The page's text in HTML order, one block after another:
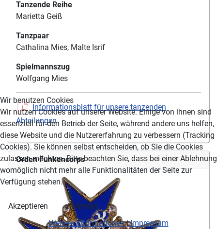
Tanzende Reihe
Marietta Geiß
Tanzpaar
Cathalina Mies, Malte Isrif
Spielmannszug
Wolfgang Mies
Informationsblatt für unsere tanzenden
Abteilungen
Orden Funkencorps
Wir benutzen Cookies
Wir nutzen Cookies auf unserer Website. Einige von ihnen sind
essenziell für den Betrieb der Seite, während andere uns helfen,
diese Website und die Nutzererfahrung zu verbessern (Tracking
Cookies). Sie können selbst entscheiden, ob Sie die Cookies
zulassen möchten. Bitte beachten Sie, dass bei einer Ablehnung
womöglich nicht mehr alle Funktionalitäten der Seite zur
Verfügung stehen.
Akzeptieren
Ablehnen
Weitere Informationen|Impressum